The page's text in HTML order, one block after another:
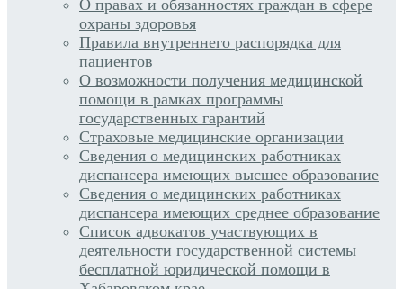
О правах и обязанностях граждан в сфере
охраны здоровья
Правила внутреннего распорядка для
пациентов
О возможности получения медицинской
помощи в рамках программы
государственных гарантий
Страховые медицинские организации
Сведения о медицинских работниках
диспансера имеющих высшее образование
Сведения о медицинских работниках
диспансера имеющих среднее образование
Список адвокатов участвующих в
деятельности государственной системы
бесплатной юридической помощи в